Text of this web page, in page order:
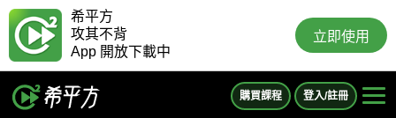
希平方
攻其不背
App 開放下載中
立即使用
購買課程 登入/註冊